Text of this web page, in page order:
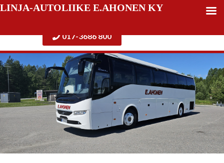
017-3686 800
LINJA-AUTOLIIKE E.AHONEN KY